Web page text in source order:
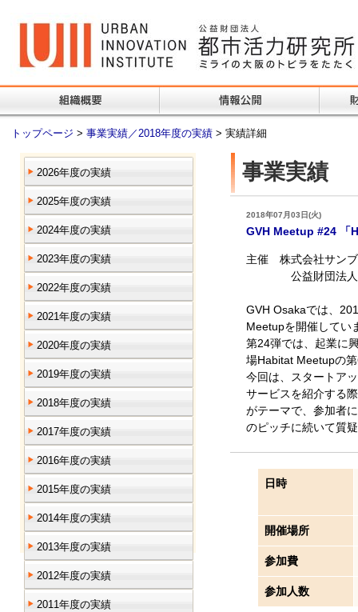
トップページ > 事業実績／2018年度の実績 > 実績詳細
2026年度の実績
2025年度の実績
2024年度の実績
2023年度の実績
2022年度の実績
2021年度の実績
2020年度の実績
2019年度の実績
2018年度の実績
2017年度の実績
2016年度の実績
2015年度の実績
2014年度の実績
2013年度の実績
2012年度の実績
2011年度の実績
事業実績
2018年07月03日(火)
GVH Meetup #24 「
主催 株式会社サン
公益財団法人都
GVH Osakaでは、
Meetupを開催してい
第24弾では、起業に
場Habitat Meetupの
今回は、スタートア
サービスを紹介する
がテーマで、参加者
のピッチに続いて質
日時
開催場所
参加費
参加人数